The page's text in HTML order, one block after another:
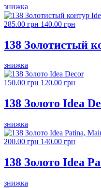
знижка
285.00 грн 140.00 грн
138 Золотистый
знижка
150.00 грн 120.00 грн
138 Золото Idea
знижка
200.00 грн 140.00 грн
138 Золото Idea
знижка